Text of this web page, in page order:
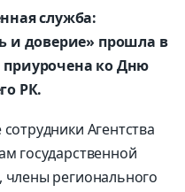
служба:
и доверие» прошла в
ко Дню
РК.
Агентства
государственной
регионального